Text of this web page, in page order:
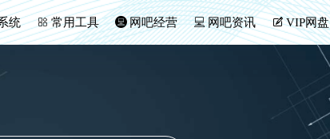
统 常用工具 网吧经营 网吧资讯 VIP网盘